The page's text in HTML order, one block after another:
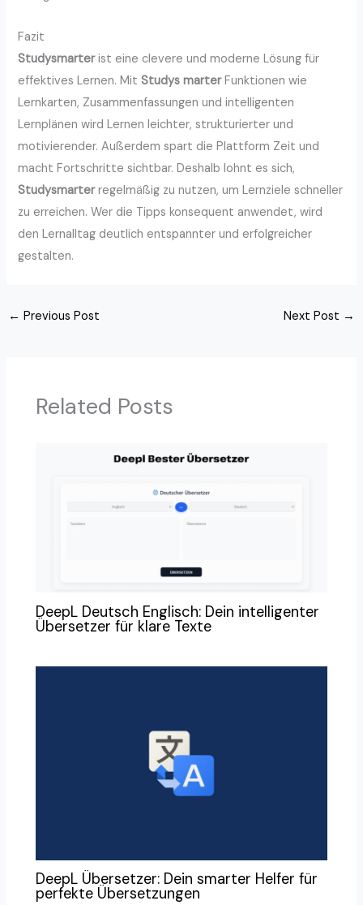
Fazit
Studysmarterist eine clevere und moderne Lösung für
effektives Lernen. Mit Studys marterFunktionen wie
Lernkarten, Zusammenfassungen und intelligenten
Lernplänen wird Lernen leichter, strukturierter und
motivierender. Außerdem spart die Plattform Zeit und
macht Fortschritte sichtbar. Deshalb lohnt es sich,
Studysmarterregelmäßig zu nutzen, um Lernziele schneller
zu erreichen. Wer die Tipps konsequent anwendet, wird
den Lernalltag deutlich entspannter und erfolgreicher
gestalten.
← Previous Post Next Post →
Related Posts
DeepL Deutsch Englisch: Dein intelligenter
Übersetzer für klare Texte
DeepL Übersetzer: Dein smarter Helfer für
perfekte Übersetzungen